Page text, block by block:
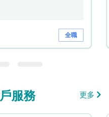
全職
服務 更多